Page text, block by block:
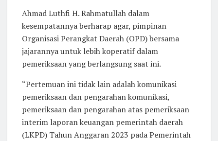
Ahmad Luthfi H. Rahmatullah dalam
kesempatannya berharap agar, pimpinan
Organisasi Perangkat Daerah (OPD) bersama
jajarannya untuk lebih koperatif dalam
pemeriksaan yang berlangsung saat ini.
“Pertemuan ini tidak lain adalah komunikasi
pemeriksaan dan pengarahan komunikasi,
pemeriksaan dan pengarahan atas pemeriksaan
interim laporan keuangan pemerintah daerah
(LKPD) Tahun Anggaran 2023 pada Pemerintah